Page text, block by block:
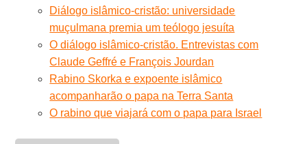
Diálogo islâmico-cristão: universidade
muçulmana premia um teólogo jesuíta
O diálogo islâmico-cristão. Entrevistas com
Claude Geffré e François Jourdan
Rabino Skorka e expoente islâmico
acompanharão o papa na Terra Santa
O rabino que viajará com o papa para Israel